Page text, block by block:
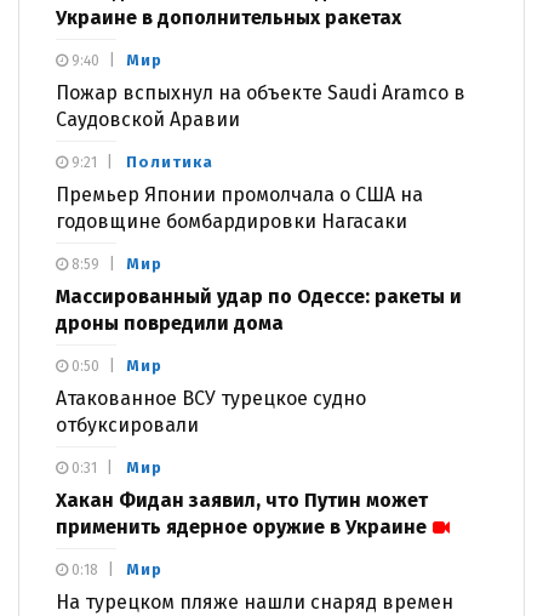
Украине в дополнительных ракетах
Мир
Пожар вспыхнул на объекте Saudi Aramco в
Саудовской Аравии
9:40
Политика
Премьер Японии промолчала о США на
годовщине бомбардировки Нагасаки
9:21
Мир
Массированный удар по Одессе: ракеты и
дроны повредили дома
8:59
Мир
Атакованное ВСУ турецкое судно
отбуксировали
0:50
Мир
Хакан Фидан заявил, что Путин может
применить ядерное оружие в Украине
0:31
Мир
На турецком пляже нашли снаряд времен
0:18